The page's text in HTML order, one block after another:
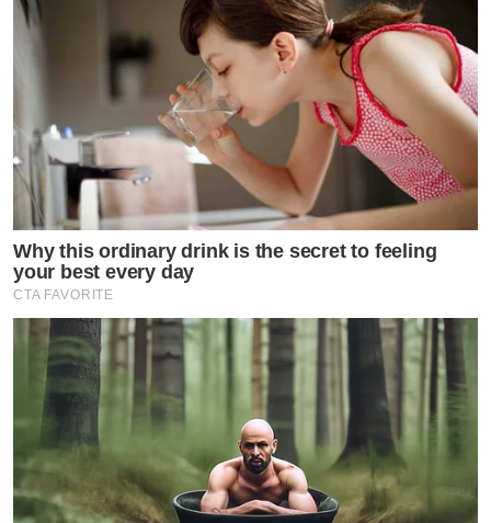
Why this ordinary drink is the secret to feeling
your best every day
CTA FAVORITE